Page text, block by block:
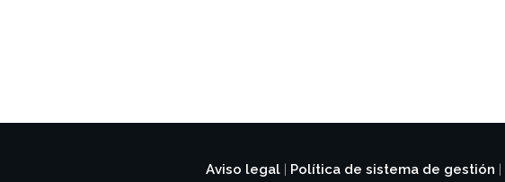
Aviso legal Política de sistema de gestión